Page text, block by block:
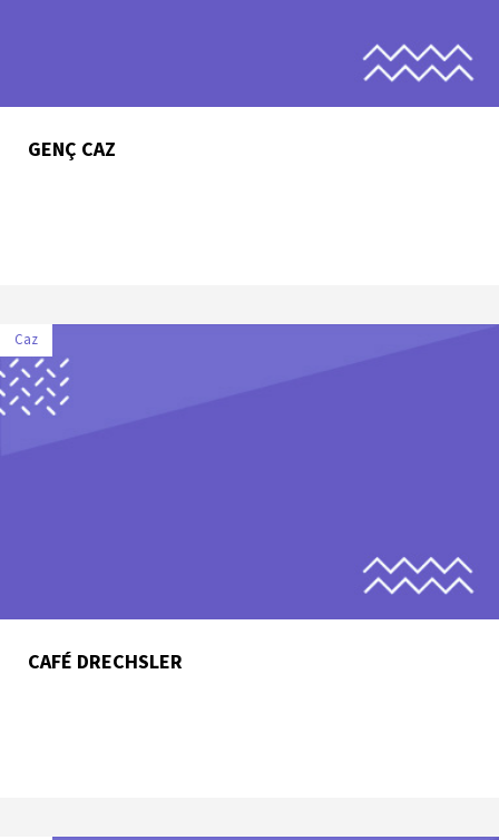
GENÇ CAZ
Caz
CAFÉ DRECHSLER